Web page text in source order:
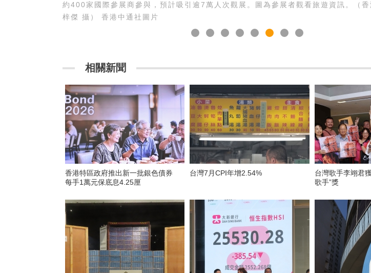
約400家國際參展商參與，預計吸引逾7萬人次觀展。圖為參展者與穿著特色服飾的工
港中通社記者 鄧梓傑 攝） 香港中通社圖片
相關新聞
香港特區政府推出新一批銀色債券
每手1萬元保底息4.25厘
台灣7月CPI年增2.54%
台灣歌手李翊君
歌手”獎